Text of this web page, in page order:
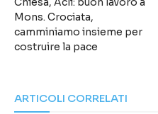
Mons. Crociata,
camminiamo insieme per
costruire la pace
ARTICOLI CORRELATI